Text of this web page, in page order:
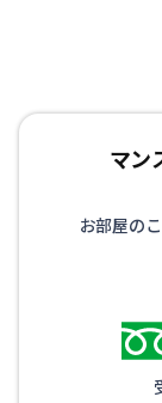
マン
お部屋の